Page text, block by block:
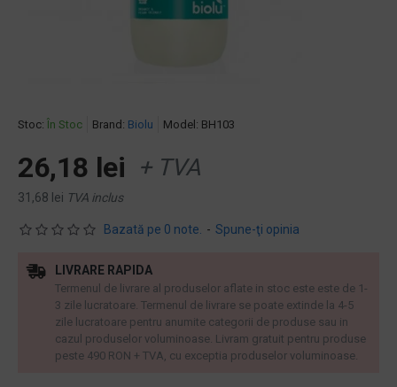
Stoc: În Stoc Brand: Biolu Model: BH103
Bazată pe 0 note. - Spune-ţi opinia
26,18 lei + TVA
31,68 lei TVA inclus
LIVRARE RAPIDA
Termenul de livrare al produselor aflate in stoc este este de 1-
3 zile lucratoare. Termenul de livrare se poate extinde la 4-5
zile lucratoare pentru anumite categorii de produse sau in
cazul produselor voluminoase. Livram gratuit pentru produse
peste 490 RON + TVA, cu exceptia produselor voluminoase.